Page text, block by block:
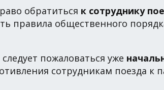
обратиться к сотруднику
правила общественного
пожаловаться уже
сотрудникам поезда к